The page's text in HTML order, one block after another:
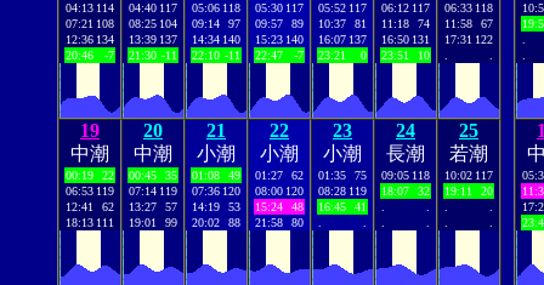
04:13 114
07:21 108
12:36 134
20:46
-7
04:40 117
08:25 104
13:39 137
21:30 -11
05:06 118
09:14
97
14:34 140
22:10 -11
05:30 117
09:57
89
15:23 140
22:47
-7
05:52 117
10:37
81
16:07 137
23:21
0
06:12 117
11:18
74
16:50 131
23:51
10
06:33 118
11:58
67
17:31 122
19
中潮
00:19
22
06:53 119
12:41
62
18:13 111
20
中潮
00:45
35
07:14 119
13:27
57
19:01
99
21
小潮
01:08
49
07:36 120
14:19
53
20:02
88
22
小潮
01:27
62
08:00 120
15:24
48
21:58
80
23
小潮
01:35
75
08:28 119
16:45
41
24
長潮
09:05 118
18:07
32
25
若潮
10:02 117
19:11
20